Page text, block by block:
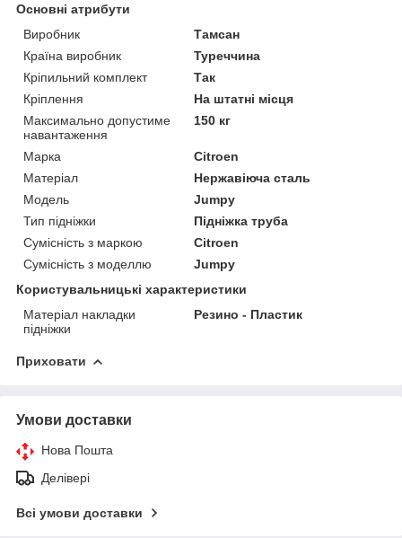
Основні атрибути
Виробник
Тамсан
Країна виробник
Туреччина
Кріпильний комплект
Так
Кріплення
На штатні місця
Максимально допустиме
навантаження
150 кг
Марка
Citroen
Матеріал
Нержавіюча сталь
Модель
Jumpy
Тип підніжки
Підніжка труба
Сумісність з маркою
Citroen
Сумісність з моделлю
Jumpy
Користувальницькі характеристики
Матеріал накладки
підніжки
Резино - Пластик
Приховати
Умови доставки
Нова Пошта
Делівері
Всі умови доставки